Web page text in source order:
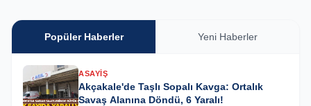
Popüler Haberler Yeni Haberler
ASAYIŞ
Akçakale'de Taşlı Sopalı Kavga: Ortalık
Savaş Alanına Döndü, 6 Yaralı!